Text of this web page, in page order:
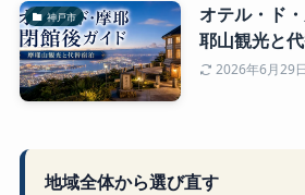
神戸市
オテル・ド
耶山観光と
2026年6月29日
地域全体から選び直す